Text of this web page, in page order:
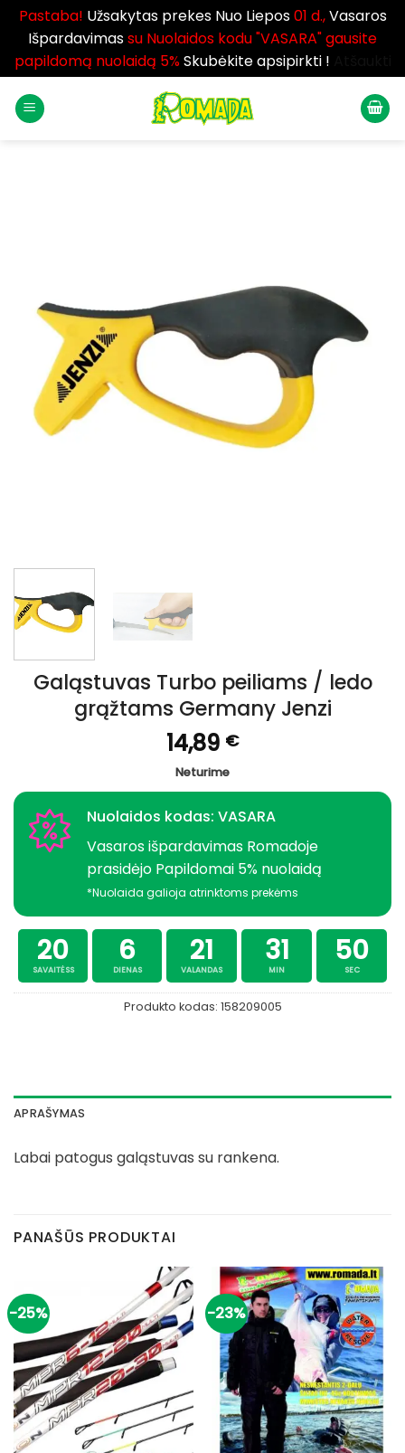
Pastaba! Užsakytas prekes Nuo Liepos01 d.,Vasaros
Išpardavimassu Nuolaidos kodu "VASARA" gausite
papildomą nuolaidą 5%Skubėkite apsipirkti !
Galąstuvas Turbo peiliams / ledo
grąžtams Germany Jenzi
14,89 €
Neturime
Nuolaidos kodas: VASARA
Vasaros išpardavimas Romadoje
prasidėjo Papildomai 5% nuolaidą
*Nuolaida galioja atrinktoms prekėms
20
SAVAITĖSS
6
DIENAS
21
VALANDAS
31
MIN
50
SEC
Produkto kodas: 158209005
APRAŠYMAS
Labai patogus galąstuvas su rankena.
PANAŠŪS PRODUKTAI
-25% -23%